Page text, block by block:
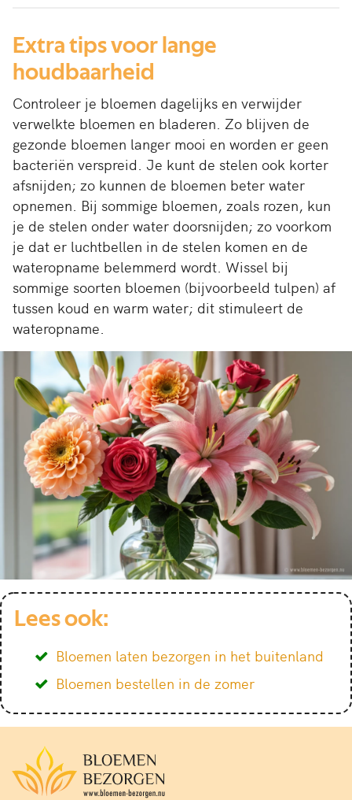
Extra tips voor lange
houdbaarheid
Controleer je bloemen dagelijks en verwijder
verwelkte bloemen en bladeren. Zo blijven de
gezonde bloemen langer mooi en worden er geen
bacteriën verspreid. Je kunt de stelen ook korter
afsnijden; zo kunnen de bloemen beter water
opnemen. Bij sommige bloemen, zoals rozen, kun
je de stelen onder water doorsnijden; zo voorkom
je dat er luchtbellen in de stelen komen en de
wateropname belemmerd wordt. Wissel bij
sommige soorten bloemen (bijvoorbeeld tulpen) af
tussen koud en warm water; dit stimuleert de
wateropname.
Lees ook:
Bloemen laten bezorgen in het buitenland
Bloemen bestellen in de zomer